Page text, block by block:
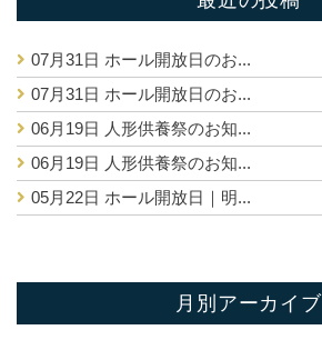
07月31日 ホール開放日のお...
07月31日 ホール開放日のお...
06月19日 人形供養祭のお知...
06月19日 人形供養祭のお知...
05月22日 ホール開放日｜明...
月別アーカイブ